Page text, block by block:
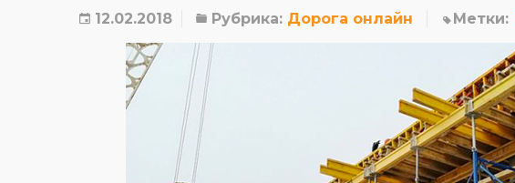
12.02.2018 Рубрика: Дорога онлайн Метки: